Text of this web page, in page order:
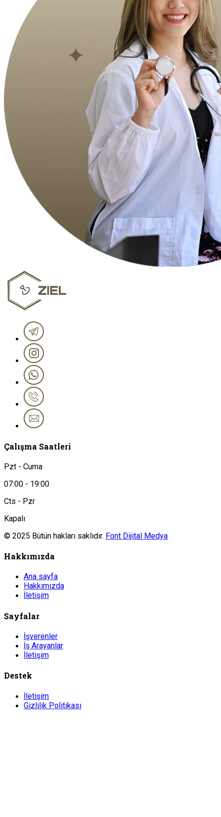
Çalışma Saatleri
Pzt - Cuma
07:00 - 19:00
Cts - Pzr
Kapalı
© 2025 Bütün hakları saklıdır. Font Dijital Medya
Hakkımızda
Ana sayfa
Hakkımızda
İletişim
Sayfalar
İşverenler
İş Arayanlar
İletişim
Destek
İletişim
Gizlilik Politikası